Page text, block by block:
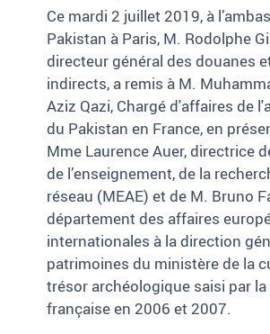
Ce mardi 2 juillet 2019, à
Pakistan à Paris, M. Rodolphe
directeur général des douanes
indirects, a remis à M.
Aziz Qazi, Chargé d'affaires de
du Pakistan en France, en
Mme Laurence Auer, directrice
de l’enseignement, de la
réseau (MEAE) et de M. Bruno
département des affaires
internationales à la direction
patrimoines du ministère de la
trésor archéologique saisi par
française en 2006 et 2007.